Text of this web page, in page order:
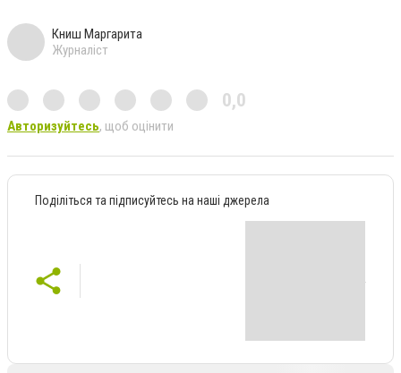
Книш Маргарита
Журналіст
0,0
Авторизуйтесь, щоб оцінити
Поділіться та підписуйтесь на наші джерела